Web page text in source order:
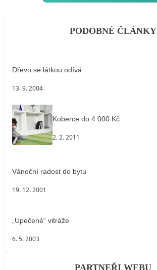
PODOBNÉ ČLÁNKY
Dřevo se látkou odívá
13. 9. 2004
Koberce do 4 000 Kč
2. 2. 2011
Vánoční radost do bytu
19. 12. 2001
„Upečené“ vitráže
6. 5. 2003
PARTNEŘI WEBU